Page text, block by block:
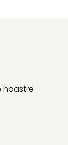
noastre